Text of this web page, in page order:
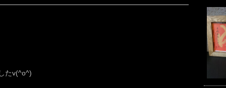
たv(^o^)